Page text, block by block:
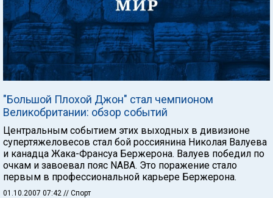
"Большой Плохой Джон" стал чемпионом
Великобритании: обзор событий
Центральным событием этих выходных в дивизионе
супертяжеловесов стал бой россиянина Николая Валуева
и канадца Жака-Франсуа Бержерона. Валуев победил по
очкам и завоевал пояс NABA. Это поражение стало
первым в профессиональной карьере Бержерона.
01.10.2007 07:42 // Спорт